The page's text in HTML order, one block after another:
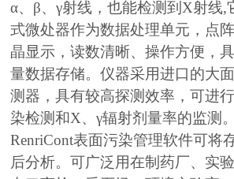
α、β、γ射线，也能检测到X射线,
式微处器作为数据处理单元，点
晶显示，读数清晰、操作方便，
量数据存储。仪器采用进口的大
测器，具有较高探测效率，可进
染检测和X、γ辐射剂量率的监测
RenriCont表面污染管理软件可将
后分析。可广泛用在制药厂、实